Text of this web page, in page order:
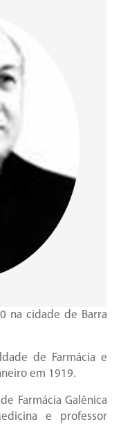
na cidade de Barra
de Farmácia e
em 1919.
Farmácia Galênica
e professor